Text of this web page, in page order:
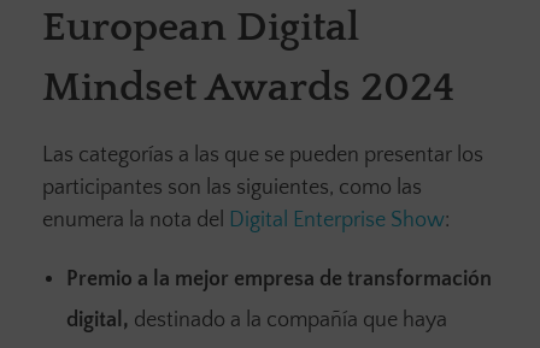
European Digital
Mindset Awards 2024
Las categorías a las que se pueden presentar los
participantes son las siguientes, como las
enumera la nota del Digital Enterprise Show:
Premio a la mejor empresa de transformación
digital, destinado a la compañía que haya